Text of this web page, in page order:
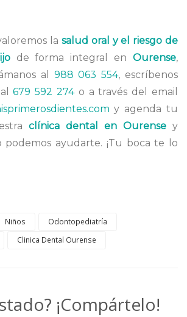
la salud oral y el riesgo de
de forma integral en Ourense,
al 988 063 554, escríbenos
al679 592 274o a través del email
y agenda tu
clínica dental en Ourense y
podemos ayudarte. ¡Tu boca te lo
Niños
Odontopediatría
Clinica Dental Ourense
¡Compártelo!